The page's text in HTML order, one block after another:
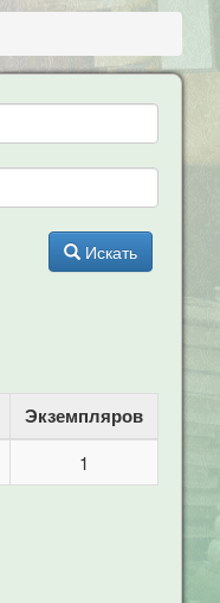
Искать
Экземпляров
1